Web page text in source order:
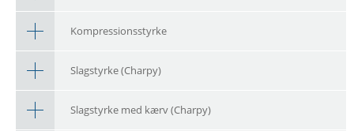
Kompressionsstyrke
Slagstyrke (Charpy)
Slagstyrke med kærv (Charpy)